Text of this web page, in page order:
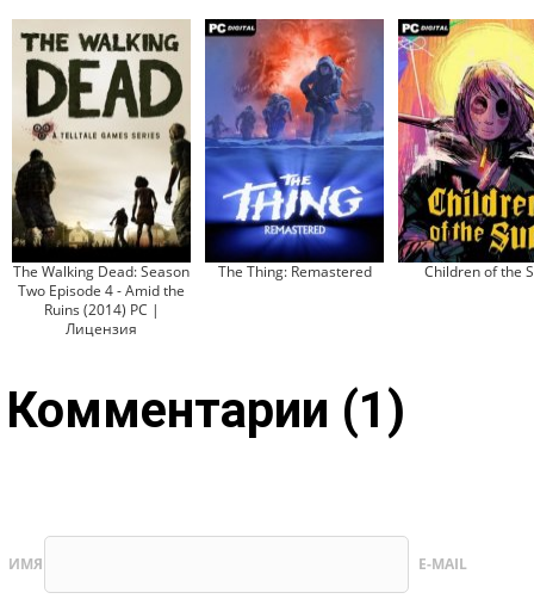
The Walking Dead: Season
Two Episode 4 - Amid the
Ruins (2014) PC |
Лицензия
The Thing: Remastered Children of the
Комментарии (1)
ИМЯ E-MAIL